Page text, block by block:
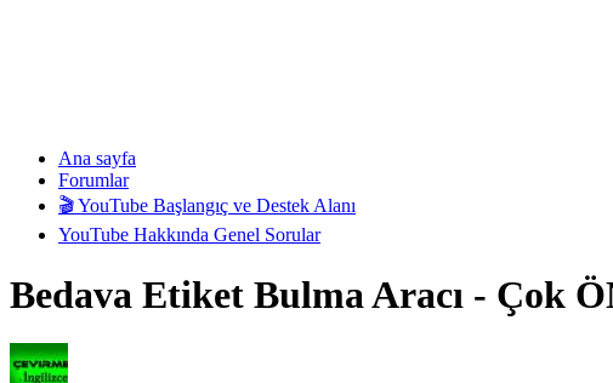
Ana sayfa
Forumlar
🎬 YouTube Başlangıç ve Destek Alanı
YouTube Hakkında Genel Sorular
Bedava Etiket Bulma Aracı - Çok